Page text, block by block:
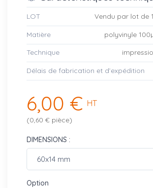
LOT Vendu par lot de
Matière polyvinyle
Technique
Délais de fabrication et d’expédition
6,00 € HT
(0,60 € pièce)
DIMENSIONS :
Option